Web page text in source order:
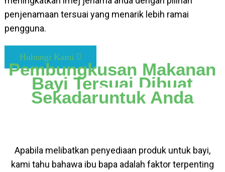
penjenamaan tersuai yang menarik lebih ramai
pengguna.
Hubungi Kami
Pembungkusan Makanan
Bayi Tersuai Dibuat
SekadarUntuk Anda
Apabila melibatkan penyediaan produk untuk bayi,
kami tahu bahawa ibu bapa adalah faktor terpenting